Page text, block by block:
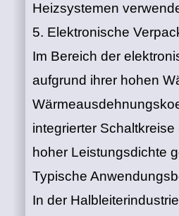
Heizsystemen
5. Elektronische
Im Bereich der
aufgrund ihrer hohen
integrierter
hoher Leistungsdichte
Typische
In der